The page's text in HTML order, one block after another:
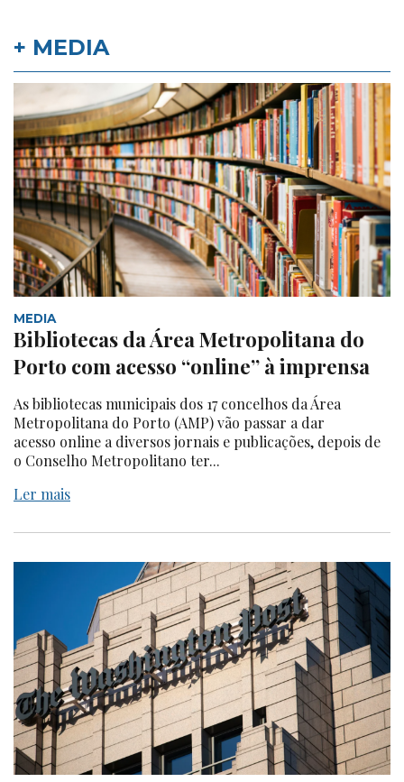
+ MEDIA
MEDIA
Bibliotecas da Área Metropolitana do
Porto com acesso “online” à imprensa
As bibliotecas municipais dos 17 concelhos da Área
Metropolitana do Porto (AMP) vão passar a dar
acesso online a diversos jornais e publicações, depois de
o Conselho Metropolitano ter...
Ler mais